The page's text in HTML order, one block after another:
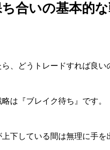
ち合いの基本的
、どうトレードすれば良い
は『ブレイク待ち』です。
下している間は無理に手